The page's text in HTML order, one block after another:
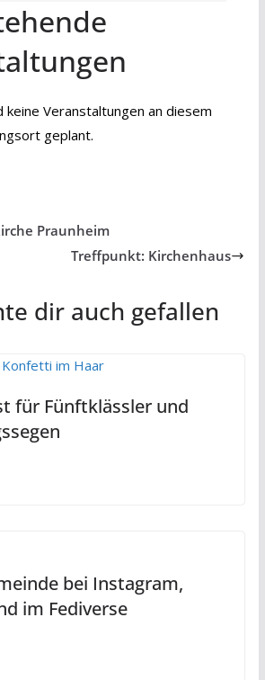
keine Veranstaltungen an diesem
geplant.
Praunheim
Treffpunkt: Kirchenhaus
dir auch gefallen
für Fünftklässler und
bei Instagram,
im Fediverse